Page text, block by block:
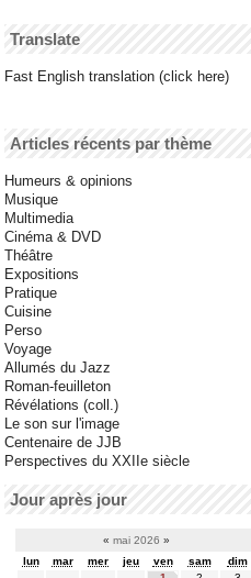
Translate
Fast English translation (click here)
Articles récents par thème
Humeurs & opinions
Musique
Multimedia
Cinéma & DVD
Théâtre
Expositions
Pratique
Cuisine
Perso
Voyage
Allumés du Jazz
Roman-feuilleton
Révélations (coll.)
Le son sur l'image
Centenaire de JJB
Perspectives du XXIIe siècle
Jour après jour
« mai 2026 »
lun
mar mer jeu ven sam
dim